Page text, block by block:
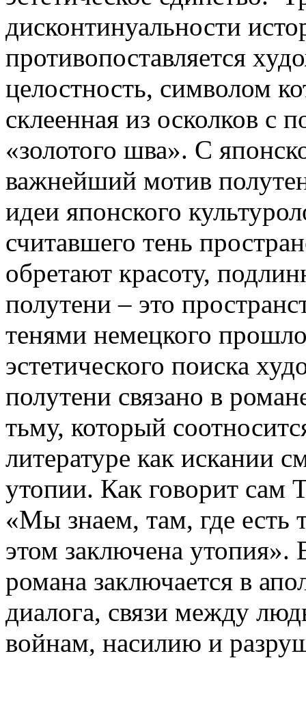
дисконтинуальности
противопоставляется
целостность, символом
склеенная из осколков с
«золотого шва». С
важнейший мотив
идеи японского
считавшего тень
обретают красоту,
полутени – это
тенями немецкого
эстетического поиска
полутени связано в
тьму, который
литературе как искании
утопии. Как говорит
«Мы знаем, там, где есть
этом заключена утопия».
романа заключается в
диалога, связи между
войнам, насилию и